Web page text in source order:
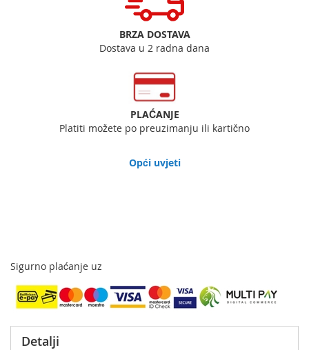
BRZA DOSTAVA
Dostava u 2 radna dana
PLAĆANJE
Platiti možete po preuzimanju ili kartično
Opći uvjeti
Sigurno plaćanje uz
Detalji